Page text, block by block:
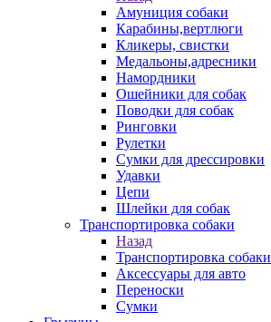
Амуниция собаки
Карабины,вертлюги
Кликеры, свистки
Медальоны,адресники
Намордники
Ошейники для собак
Поводки для собак
Ринговки
Рулетки
Сумки для дрессировки
Удавки
Цепи
Шлейки для собак
Транспортировка собаки
Назад
Транспортировка собаки
Аксессуары для авто
Переноски
Сумки